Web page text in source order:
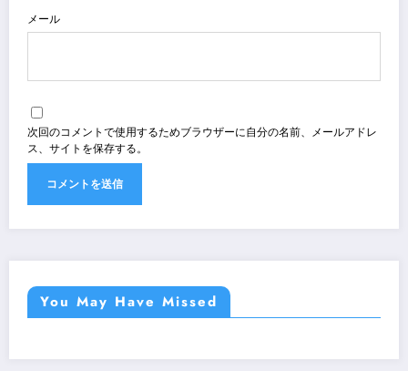
メール
次回のコメントで使用するためブラウザーに自分の名前、メールアドレ
ス、サイトを保存する。
You May Have Missed